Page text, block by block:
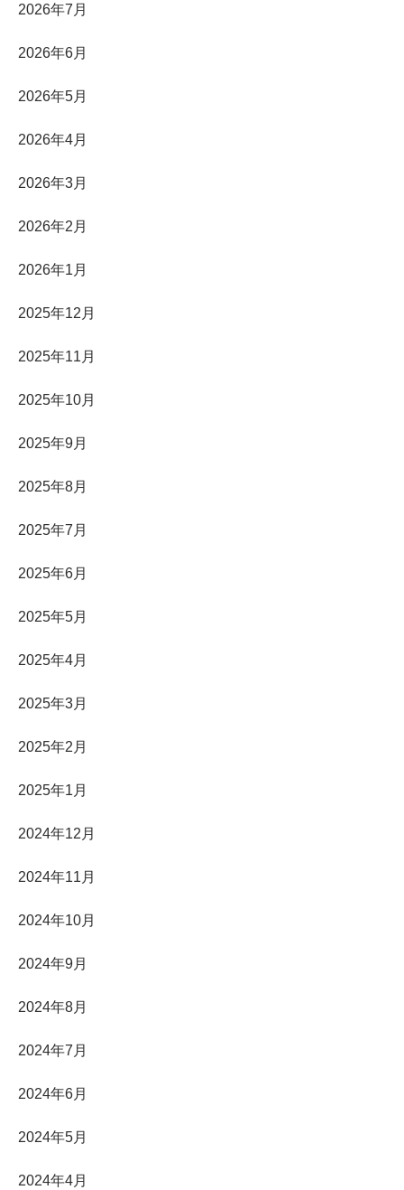
2026年7月
2026年6月
2026年5月
2026年4月
2026年3月
2026年2月
2026年1月
2025年12月
2025年11月
2025年10月
2025年9月
2025年8月
2025年7月
2025年6月
2025年5月
2025年4月
2025年3月
2025年2月
2025年1月
2024年12月
2024年11月
2024年10月
2024年9月
2024年8月
2024年7月
2024年6月
2024年5月
2024年4月